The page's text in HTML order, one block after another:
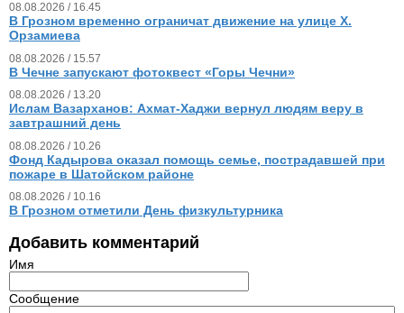
08.08.2026 / 16.45
В Грозном временно ограничат движение на улице Х.
Орзамиева
08.08.2026 / 15.57
В Чечне запускают фотоквест «Горы Чечни»
08.08.2026 / 13.20
Ислам Вазарханов: Ахмат-Хаджи вернул людям веру в
завтрашний день
08.08.2026 / 10.26
Фонд Кадырова оказал помощь семье, пострадавшей при
пожаре в Шатойском районе
08.08.2026 / 10.16
В Грозном отметили День физкультурника
Добавить комментарий
Имя
Сообщение